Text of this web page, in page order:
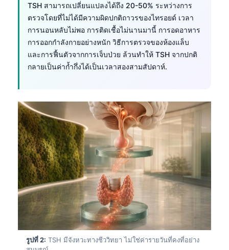
TSH สามารถเปลี่ยนแปลงได้ถึง 20-50% ระหว่างการ
ตรวจโดยที่ไม่ได้มีความผิดปกติถาวรของไทรอยด์ เวลา
การนอนหลับไม่พอ การติดเชื้อไม่นานมานี้ การอดอาหาร
การออกกำลังกายอย่างหนัก วิธีการตรวจของห้องแล็บ
และการฟื้นตัวจากการเจ็บป่วย ล้วนทำให้ TSH จากปกติ
กลายเป็นค่าก้ำกึ่งได้เป็นเวลาสองสามสัปดาห์.
รูปที่ 2: TSH มีจังหวะทางชีววิทยา ไม่ใช่ค่ารายวันที่คงที่อย่าง